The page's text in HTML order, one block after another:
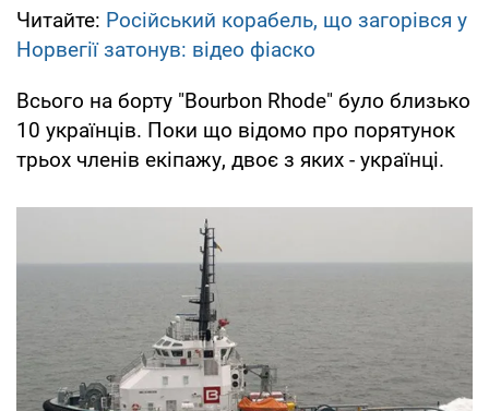
Читайте: Російський корабель, що загорівся у
Норвегії затонув: відео фіаско
Всього на борту "Bourbon Rhode" було близько
10 українців. Поки що відомо про порятунок
трьох членів екіпажу, двоє з яких - українці.